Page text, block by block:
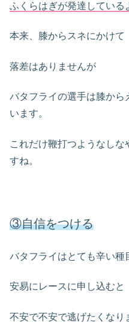
ふくらはぎが発達している
本来、膝からスネにかけて
落差はありませんが
バタフライの選手は膝から
います。
これだけ鞭打つようなし
すね。
③自信をつける
バタフライはとても辛い種
安易にレースに申し込むと
不安で不安で逃げたくなり